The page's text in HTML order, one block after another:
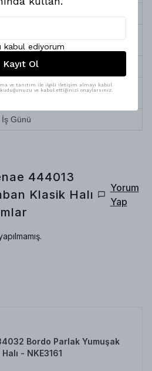
Uyumlu
kolay temizlenir
dostu iplik, yüksek teknolojili özel
İş Günü
444013
Klasik Halı
Yorum
Yap
Bordo Parlak Yumuşak
- NKE3161
kabul ediyorum
Kayıt Ol
ve tanıtım ile ilgili iletişim almayı kabul
ve kabul ettiğinizi onaylarsınız.